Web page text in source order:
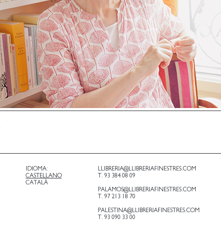
IDIOMA:
CASTELLANO
CATALÀ
LLIBRERIA@LLIBRERIAFINESTRES.COM
T. 93 384 08 09
PALAMOS@LLIBRERIAFINESTRES.COM
T. 97 213 18 70
PALESTINA@LLIBRERIAFINESTRES.COM
T. 93 090 33 00